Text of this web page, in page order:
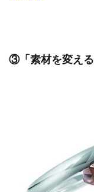
③「素材を変える